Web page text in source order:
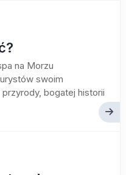
na Morzu
swoim
bogatej historii